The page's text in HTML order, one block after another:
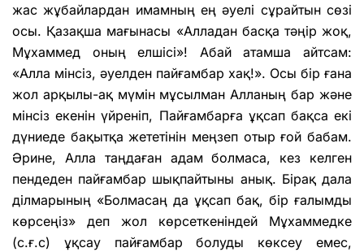
жас жұбайлардан имамның ең әуелі сұрайтын сөзі
осы. Қазақша мағынасы «Алладан басқа тәңір жоқ,
Мұхаммед оның елшісі»! Абай атамша айтсам:
«Алла мінсіз, әуелден пайғамбар хақ!». Осы бір ғана
жол арқылы-ақ мүмін мұсылман Алланың бар және
мінсіз екенін үйреніп, Пайғамбарға ұқсап бақса екі
дүниеде бақытқа жететінін меңзеп отыр ғой бабам.
Әрине, Алла таңдаған адам болмаса, кез келген
пендеден пайғамбар шықпайтыны анық. Бірақ дала
ділмарының «Болмасаң да ұқсап бақ, бір ғалымды
көрсеңіз» деп жол көрсеткеніндей Мұхаммедке
(с.ғ.с) ұқсау пайғамбар болуды көксеу емес,